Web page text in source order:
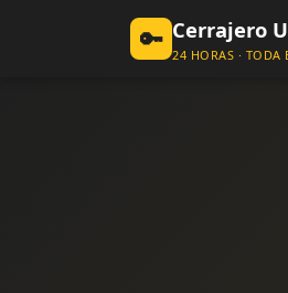
🔑 Cerrajero
24 HORAS · TODA